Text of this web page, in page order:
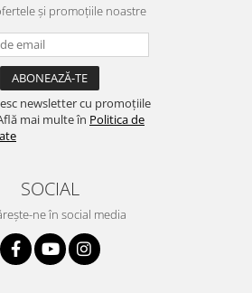
și promoțiile noastre
newsletter cu promoțiile
mai multe în Politica de
SOCIAL
ne în social media